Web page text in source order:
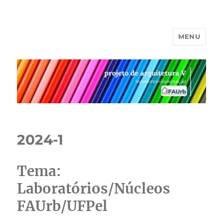
MENU
2024-1
Tema:
Laboratórios/Núcleos
FAUrb/UFPel